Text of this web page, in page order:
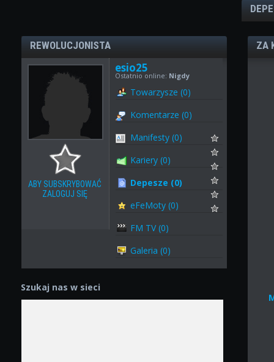
REWOLUCJONISTA
ABY SUBSKRYBOWAĆ
ZALOGUJ SIĘ
esio25
Ostatnio online: Nigdy
Towarzysze (0)
Komentarze (0)
Manifesty (0)
Kariery (0)
Depesze (0)
eFeMoty (0)
FM TV (0)
Galeria (0)
Szukaj nas w sieci
ZA